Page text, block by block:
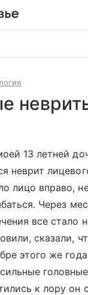
13 летней
неврит
лицо вправо,
Через
все стало
сказали,
этого же
к лору он